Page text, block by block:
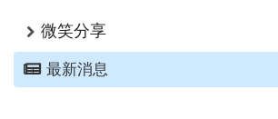
微笑分享
最新消息